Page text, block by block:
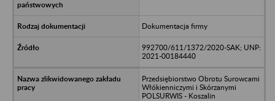
Dokumentacja firmy
992700/611/1372/2020-SAK; UNP:
2021-00184440
Przedsiębiorstwo Obrotu Surowcami
Włókienniczymi i Skórzanymi
POLSURWIS - Koszalin